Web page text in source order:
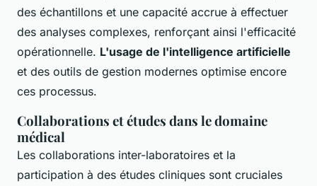
des échantillons et une capacité accrue à effectuer
des analyses complexes, renforçant ainsi l'efficacité
opérationnelle. L'usage de l'intelligence artificielle
et des outils de gestion modernes optimise encore
ces processus.
Collaborations et études dans le domaine
médical
Les collaborations inter-laboratoires et la
participation à des études cliniques sont cruciales